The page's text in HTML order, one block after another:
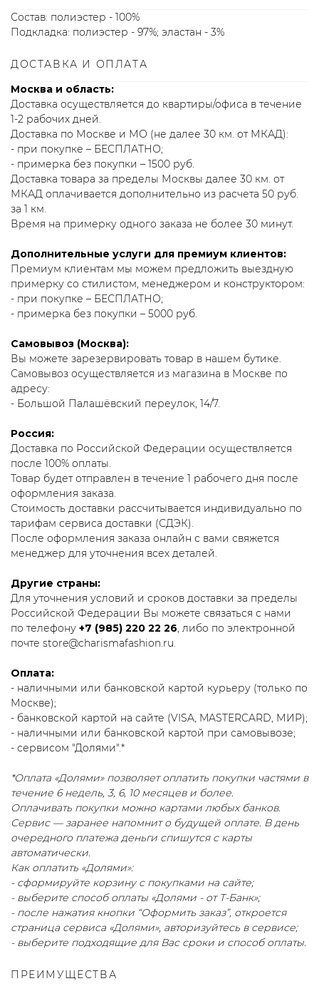
Состав: полиэстер - 100%
Подкладка: полиэстер - 97%; эластан - 3%
ДОСТАВКА И ОПЛАТА
Москва и область:
Доставка осуществляется до квартиры/офиса в течение
1-2 рабочих дней.
Доставка по Москве и МО (не далее 30 км. от МКАД):
- при покупке – БЕСПЛАТНО;
- примерка без покупки – 1500 руб.
Доставка товара за пределы Москвы далее 30 км. от
МКАД оплачивается дополнительно из расчета 50 руб.
за 1 км.
Время на примерку одного заказа не более 30 минут.
Дополнительные услуги для премиум клиентов:
Премиум клиентам мы можем предложить выездную
примерку со стилистом, менеджером и конструктором:
- при покупке – БЕСПЛАТНО;
- примерка без покупки – 5000 руб.
Самовывоз (Москва):
Вы можете зарезервировать товар в нашем бутике.
Самовывоз осуществляется из магазина в Москве по
адресу:
- Большой Палашёвский переулок, 14/7.
Россия:
Доставка по Российской Федерации осуществляется
после 100% оплаты.
Товар будет отправлен в течение 1 рабочего дня после
оформления заказа.
Стоимость доставки рассчитывается индивидуально по
тарифам сервиса доставки (СДЭК).
После оформления заказа онлайн с вами свяжется
менеджер для уточнения всех деталей.
Другие страны:
Для уточнения условий и сроков доставки за пределы
Российской Федерации Вы можете связаться с нами
по телефону +7 (985) 220 22 26, либо по электронной
почте store@charismafashion.ru.
Оплата:
- наличными или банковской картой курьеру (только по
Москве);
- банковской картой на сайте (VISA, MASTERCARD, МИР);
- наличными или банковской картой при самовывозе;
- сервисом "Долями".*
*Оплата «Долями» позволяет оплатить покупки частями в
течение 6 недель, 3, 6, 10 месяцев и более.
Оплачивать покупки можно картами любых банков.
Сервис — заранее напомнит о будущей оплате. В день
очередного платежа деньги спишутся с карты
автоматически.
Как оплатить «Долями»:
- сформируйте корзину с покупками на сайте;
- выберите способ оплаты «Долями - от Т-Банк»;
- после нажатия кнопки “Оформить заказ”, откроется
страница сервиса «Долями», авторизуйтесь в сервисе;
- выберите подходящие для Вас сроки и способ оплаты.
ПРЕИМУЩЕСТВА